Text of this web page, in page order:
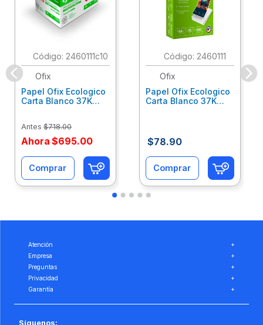
: 2460111c10
Ofix
Papel Ofix Ecologico
Carta Blanco 37K
Antes $718.00
Ahora $695.00
Comprar
: 2460111
Ofix
Papel Ofix Ecologico
Carta Blanco 37K
$78.90
Comprar
Atención
+
Empresa
+
Preguntas
+
Privacidad
+
Garantía
+
Síguenos: